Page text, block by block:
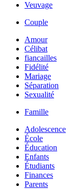
Veuvage
Couple
Amour
Célibat
fiancailles
Fidélité
Mariage
Séparation
Sexualité
Famille
Adolescence
École
Éducation
Enfants
Étudiants
Finances
Parents